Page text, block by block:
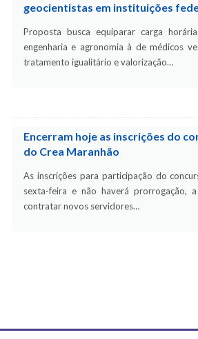
geocientistas em instituições
Proposta busca equiparar carga
engenharia e agronomia à de médicos
tratamento igualitário e valorização…
Encerram hoje as inscrições do
do Crea Maranhão
As inscrições para participação do
sexta-feira e não haverá prorrogação,
contratar novos servidores…